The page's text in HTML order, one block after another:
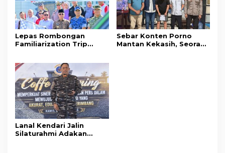
Lepas Rombongan
Familiarization Trip
Gerakkan Ekonomi
Daerah
Sebar Konten Porno
Mantan Kekasih, Seorang
Lanal Kendari Jalin
Silaturahmi Adakan